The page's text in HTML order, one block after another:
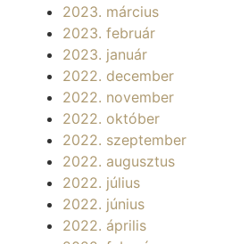
2023. március
2023. február
2023. január
2022. december
2022. november
2022. október
2022. szeptember
2022. augusztus
2022. július
2022. június
2022. április